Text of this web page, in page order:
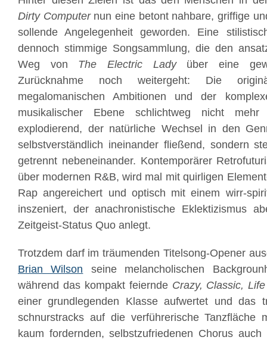
Dirty Computernun eine betont nahbare, griffige
sollende Angelegenheit geworden. Eine
dennoch stimmige Songsammlung, die den
Weg von The Electric Ladyüber eine
Zurücknahme noch weitergeht: Die
megalomanischen Ambitionen und der
musikalischer Ebene schlichtweg nicht mehr
explodierend, der natürliche Wechsel in den
selbstverständlich ineinander fließend, sondern
getrennt nebeneinander. Kontemporärer
über modernen R&B, wird mal mit quirligen
Rap angereichert und optisch mit einem wirr-
inszeniert, der anachronistische Eklektizismus
Zeitgeist-Status Quo anlegt.
Trotzdem darf im träumenden Titelsong-Opener
Brian Wilson seine melancholischen
während das kompakt feiernde Crazy, Classic, Life
einer grundlegenden Klasse aufwertet und das
schnurstracks auf die verführerische Tanzfläche
kaum fordernden, selbstzufriedenen Chorus